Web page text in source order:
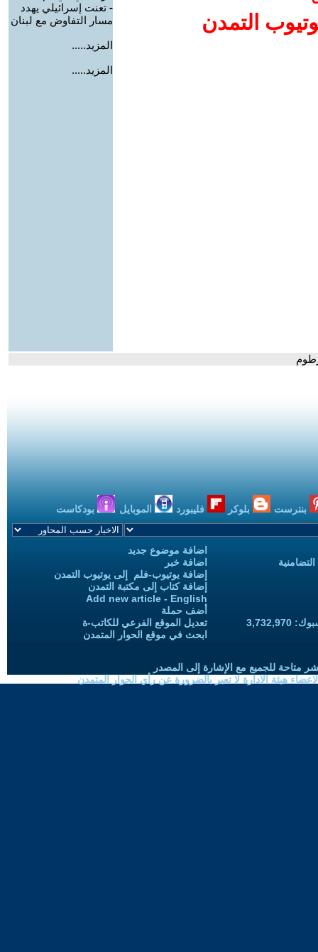
التمدن
- تعنت إسرائيلي يهدد
مسار التفاوض مع لبنان
المزيد.....
المزيد.....
بنترست بلوكر فليبورد الموبايل بودكاست
اضافة موضوع جديد
اضافة خبر
إضافة يوتيوب-فلم إلى يوتيوب التمدن
إضافة كتاب إلى مكتبة التمدن
Add new article - English
أضف حملة
تعديل الموقع الفرعي للكاتب-ة
ابحث في موقع الحوار المتمدن
متاحة للجميع مع الإشارة إلى المصدر
هيئة الادارة لا تعبر بالضرورة عن رأي الحوار المتمدن